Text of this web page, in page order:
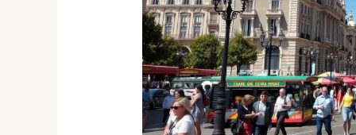
Guía
Completa